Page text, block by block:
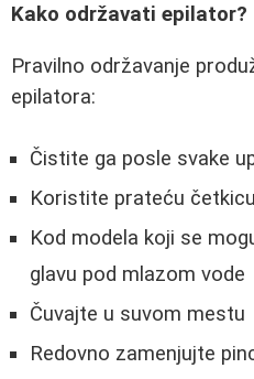
Kako održavati epilator?
Pravilno održavanje
epilatora:
Čistite ga posle svake
Koristite prateću
Kod modela koji se
glavu pod mlazom vode
Čuvajte u suvom mestu
Redovno zamenjujte